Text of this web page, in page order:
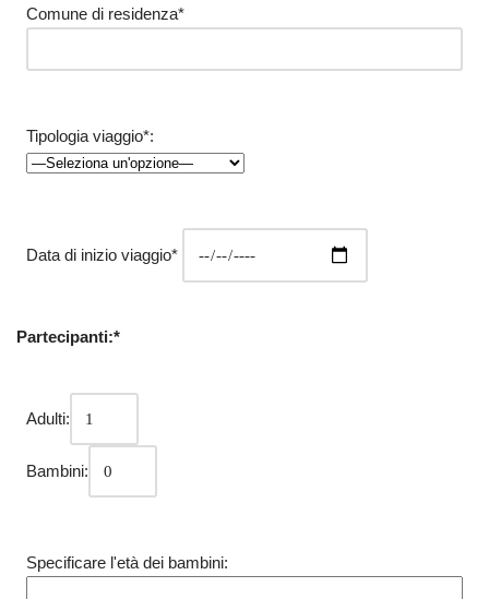
Comune di residenza*
Tipologia viaggio*:
Data di inizio viaggio*
Partecipanti:*
Adulti:
Bambini:
Specificare l'età dei bambini: